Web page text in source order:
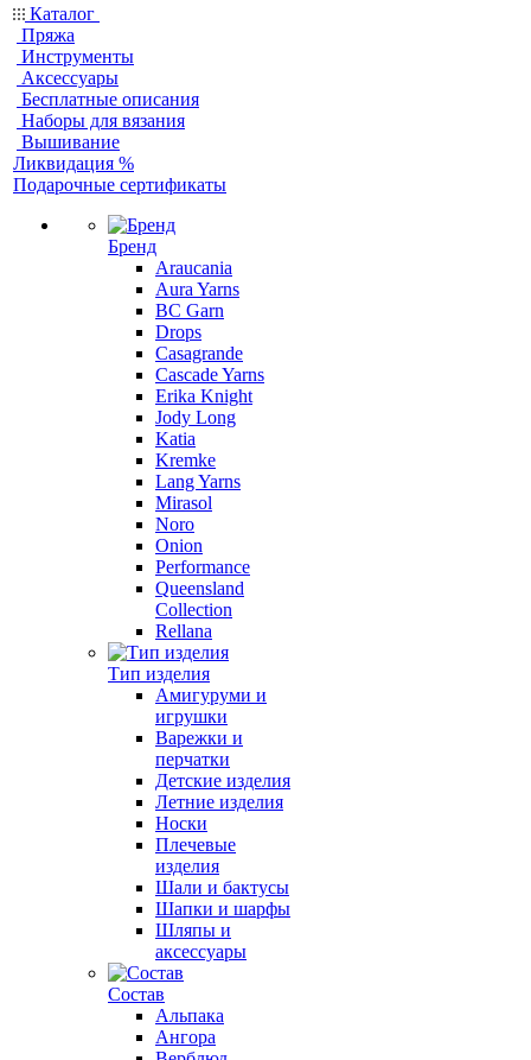
Каталог
Пряжа
Инструменты
Аксессуары
Бесплатные описания
Наборы для вязания
Вышивание
Ликвидация %
Подарочные сертификаты
Бренд
Araucania
Aura Yarns
BC Garn
Drops
Casagrande
Cascade Yarns
Erika Knight
Jody Long
Katia
Kremke
Lang Yarns
Mirasol
Noro
Onion
Performance
Queensland
Collection
Rellana
Тип изделия
Амигуруми и
игрушки
Варежки и
перчатки
Детские изделия
Летние изделия
Носки
Плечевые
изделия
Шали и бактусы
Шапки и шарфы
Шляпы и
аксессуары
Состав
Альпака
Ангора